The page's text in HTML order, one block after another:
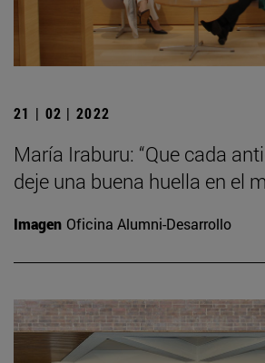
21 | 02 | 2022
María Iraburu: “Que cada
deje una buena huella en el
Imagen Oficina Alumni-Desarrollo